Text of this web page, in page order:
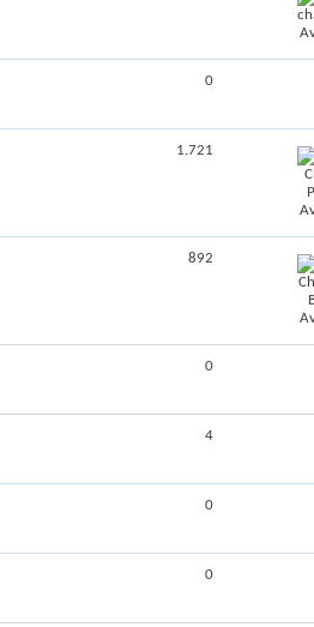
0
1.721
892
0
4
0
0